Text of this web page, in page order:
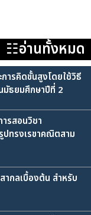
☷อ่านทั้งหมด
ารคิดขั้นสูงโดยใช้วิธี
มัธยมศึกษาปีที่ 2
รสอนวิชา
ทรงเรขาคณิตสาม
กลเบื้องต้น สำหรับ